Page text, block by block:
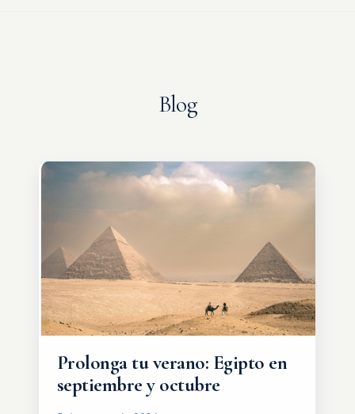
Blog
Prolonga tu verano: Egipto en
septiembre y octubre